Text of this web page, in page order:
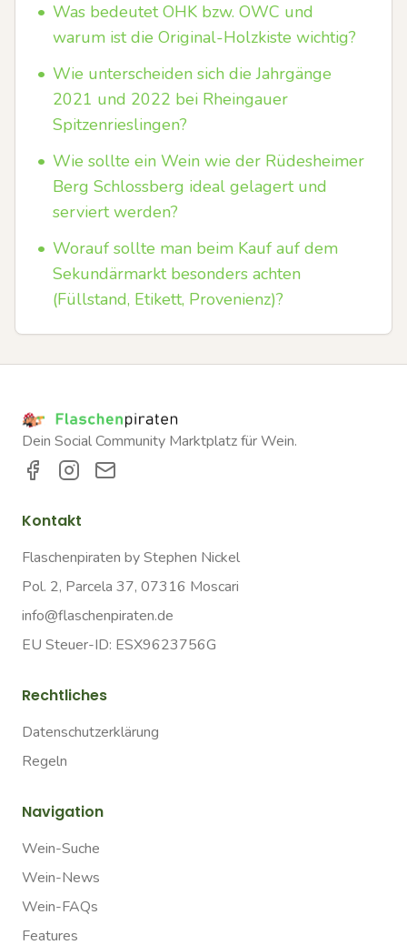
• Was bedeutet OHK bzw. OWC und
warum ist die Original-Holzkiste wichtig?
• Wie unterscheiden sich die Jahrgänge
2021 und 2022 bei Rheingauer
Spitzenrieslingen?
• Wie sollte ein Wein wie der Rüdesheimer
Berg Schlossberg ideal gelagert und
serviert werden?
• Worauf sollte man beim Kauf auf dem
Sekundärmarkt besonders achten
(Füllstand, Etikett, Provenienz)?
Dein Social Community Marktplatz für Wein.
Kontakt
Flaschenpiraten by Stephen Nickel
Pol. 2, Parcela 37, 07316 Moscari
info@flaschenpiraten.de
EU Steuer-ID: ESX9623756G
Rechtliches
Datenschutzerklärung
Regeln
Navigation
Wein-Suche
Wein-News
Wein-FAQs
Features